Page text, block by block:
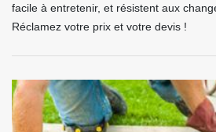
facile à entretenir, et résistent aux
Réclamez votre prix et votre devis !